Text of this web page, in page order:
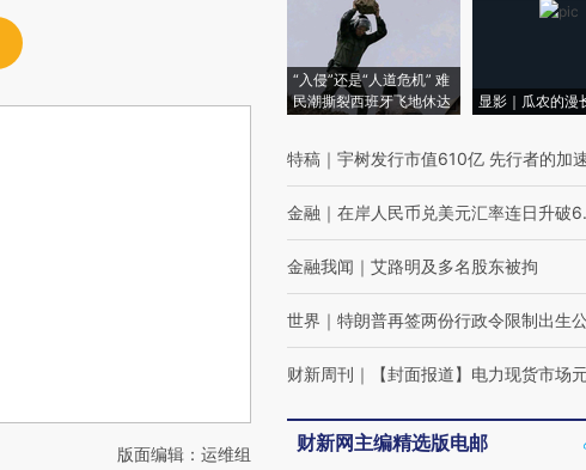
版面编辑：运维组
“入侵”还是“人道危机” 难
民潮撕裂西班牙飞地休达
显影｜瓜农的漫
特稿 ｜ 宇树发行市值610亿 先行者的加
金融 ｜ 在岸人民币兑美元汇率连日升破
金融我闻 ｜ 艾路明及多名股东被拘
世界 ｜ 特朗普再签两份行政令限制出生
财新周刊 ｜ 【封面报道】电力现货市场
财新网主编精选版电邮